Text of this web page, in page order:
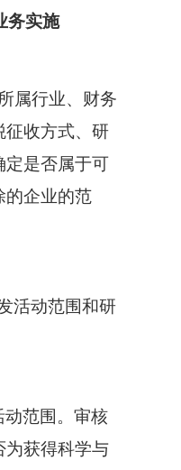
务实施
属行业、财务
征收方式、研
定是否属于可
的企业的范
活动范围和研
动范围。审核
为获得科学与